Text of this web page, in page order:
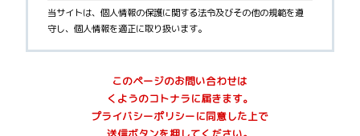
当サイトは、個人情報の保護に関する法令及びその他の規範を遵
守し、個人情報を適正に取り扱います。
当サイトが個人情報を取得する際には、利用目的を明確化するよ
う努力し、お墓に関するご案内サービス(以下、本サービス)の提供
にあたり、以下に定める目的の範囲内で適法かつ公正な手段によ
このページのお問い合わせは
くようのコトナラに届きます。
プライバシーポリシーに同意した上で